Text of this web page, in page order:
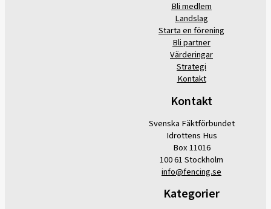
Bli medlem
Landslag
Starta en förening
Bli partner
Värderingar
Strategi
Kontakt
Kontakt
Svenska Fäktförbundet
Idrottens Hus
Box 11016
100 61 Stockholm
info@fencing.se
Kategorier